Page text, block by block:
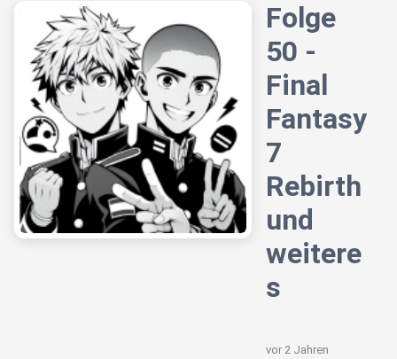
Folge
50 -
Final
Fantasy
7
Rebirth
und
weitere
s
vor 2 Jahren